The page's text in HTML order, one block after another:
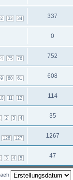
33 34 337
0
75 76 752
60 61 608
11 12 114
2 3 4 35
126 127 1267
3 4 5 47